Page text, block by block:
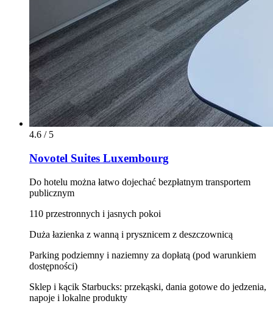
4.6 / 5
Novotel Suites Luxembourg
Do hotelu można łatwo dojechać bezpłatnym transportem
publicznym
110 przestronnych i jasnych pokoi
Duża łazienka z wanną i prysznicem z deszczownicą
Parking podziemny i naziemny za dopłatą (pod warunkiem
dostępności)
Sklep i kącik Starbucks: przekąski, dania gotowe do jedzenia,
napoje i lokalne produkty